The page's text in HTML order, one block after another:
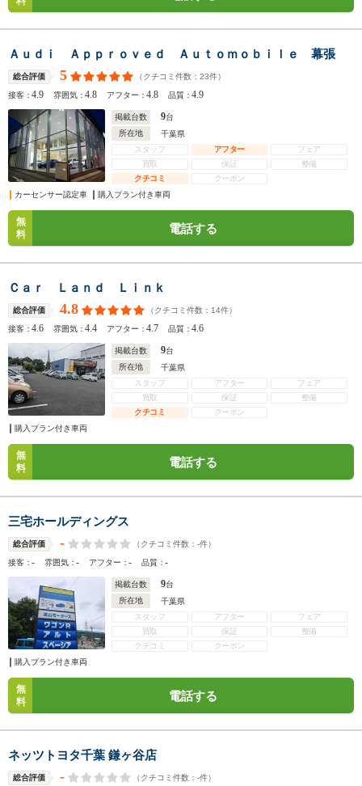
Ａｕｄｉ Ａｐｐｒｏｖｅｄ Ａｕｔｏｍｏｂｉｌｅ 幕張
総合評価 5 （クチコミ件数： 23件）
接客：4.9 雰囲気：4.8 アフター：4.8 品質：4.9
掲載台数 9台
所在地
千葉県
スタッフ
アフター
フェア
買取
保証
整備
クチコミ
クーポン
カーセンサー認定車
購入プラン付き車両
無
料
電話する
Ｃａｒ Ｌａｎｄ Ｌｉｎｋ
総合評価 4.8 （クチコミ件数： 14件）
接客：4.6 雰囲気：4.4 アフター：4.7 品質：4.6
掲載台数 9台
所在地
千葉県
スタッフ
アフター
フェア
買取
保証
整備
クチコミ
クーポン
購入プラン付き車両
無
料
電話する
三宅ホールディングス
総合評価 - （クチコミ件数： -件）
接客：- 雰囲気：- アフター：- 品質：-
掲載台数 9台
所在地
千葉県
スタッフ
アフター
フェア
買取
保証
整備
クチコミ
クーポン
購入プラン付き車両
無
料
電話する
ネッツトヨタ千葉 鎌ヶ谷店
総合評価 - （クチコミ件数： -件）